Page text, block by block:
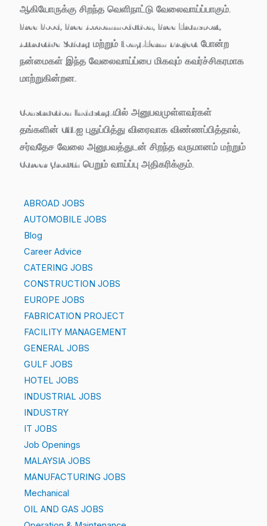
ஆகியோருக்கு சிறந்த வெளிநாட்டு வேலைவாய்ப்பாகும்.
Free Food, Free Accommodation, Free Transport,
Attractive Salary மற்றும் Long-Term Project போன்ற
நன்மைகள் இந்த வேலைவாய்ப்பை மிகவும் கவர்ச்சிகரமாக
மாற்றுகின்றன.
Construction Industry-யில் அனுபவமுள்ளவர்கள்
தங்களின் CV-ஐ புதுப்பித்து விரைவாக விண்ணப்பித்தால்,
சர்வதேச வேலை அனுபவத்துடன் சிறந்த வருமானம் மற்றும்
Career Growth பெறும் வாய்ப்பு அதிகரிக்கும்.
ABROAD JOBS
AUTOMOBILE JOBS
Blog
Career Advice
CATERING JOBS
CONSTRUCTION JOBS
EUROPE JOBS
FABRICATION PROJECT
FACILITY MANAGEMENT
GENERAL JOBS
GULF JOBS
HOTEL JOBS
INDUSTRIAL JOBS
INDUSTRY
IT JOBS
Job Openings
MALAYSIA JOBS
MANUFACTURING JOBS
Mechanical
OIL AND GAS JOBS